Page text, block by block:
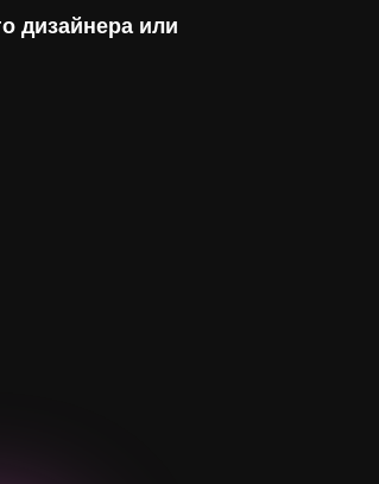
дизайнера или